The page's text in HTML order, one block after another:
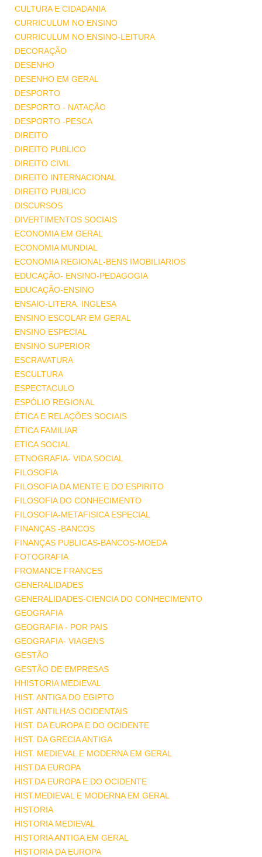
CULTURA E CIDADANIA
CURRICULUM NO ENSINO
CURRICULUM NO ENSINO-LEITURA
DECORAÇÃO
DESENHO
DESENHO EM GERAL
DESPORTO
DESPORTO - NATAÇÃO
DESPORTO -PESCA
DIREITO
DIREITO PUBLICO
DIREITO CIVIL
DIREITO INTERNACIONAL
DIREITO PUBLICO
DISCURSOS
DIVERTIMENTOS SOCIAIS
ECONOMIA EM GERAL
ECONOMIA MUNDIAL
ECONOMIA REGIONAL-BENS IMOBILIARIOS
EDUCAÇÃO- ENSINO-PEDAGOGIA
EDUCAÇÃO-ENSINO
ENSAIO-LITERA. INGLESA
ENSINO ESCOLAR EM GERAL
ENSINO ESPECIAL
ENSINO SUPERIOR
ESCRAVATURA
ESCULTURA
ESPECTACULO
ESPÓLIO REGIONAL
ÉTICA E RELAÇÕES SOCIAIS
ÉTICA FAMILIAR
ETICA SOCIAL
ETNOGRAFIA- VIDA SOCIAL
FILOSOFIA
FILOSOFIA DA MENTE E DO ESPIRITO
FILOSOFIA DO CONHECIMENTO
FILOSOFIA-METAFISICA ESPECIAL
FINANÇAS -BANCOS
FINANÇAS PUBLICAS-BANCOS-MOEDA
FOTOGRAFIA
FROMANCE FRANCES
GENERALIDADES
GENERALIDADES-CIENCIA DO CONHECIMENTO
GEOGRAFIA
GEOGRAFIA - POR PAIS
GEOGRAFIA- VIAGENS
GESTÃO
GESTÃO DE EMPRESAS
HHISTORIA MEDIEVAL
HIST. ANTIGA DO EGIPTO
HIST. ANTILHAS OCIDENTAIS
HIST. DA EUROPA E DO OCIDENTE
HIST. DA GRECIA ANTIGA
HIST. MEDIEVAL E MODERNA EM GERAL
HIST.DA EUROPA
HIST.DA EUROPA E DO OCIDENTE
HIST.MEDIEVAL E MODERNA EM GERAL
HISTORIA
HISTORIA MEDIEVAL
HISTORIA ANTIGA EM GERAL
HISTORIA DA EUROPA